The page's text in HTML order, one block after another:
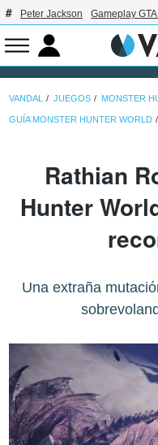
Peter Jackson Gameplay GTA
VANDAL JUEGOS MONSTER
GUÍA MONSTER HUNTER WORLD
Rathian
Hunter
Una extraña